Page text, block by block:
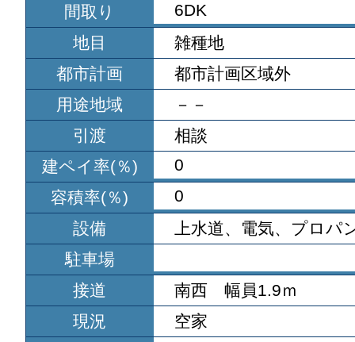
間取り
6DK
地目
雑種地
都市計画
都市計画区域外
用途地域
－－
引渡
相談
建ペイ率(％)
0
容積率(％)
0
設備
上水道、電気、プロパ
駐車場
接道
南西 幅員1.9ｍ
現況
空家